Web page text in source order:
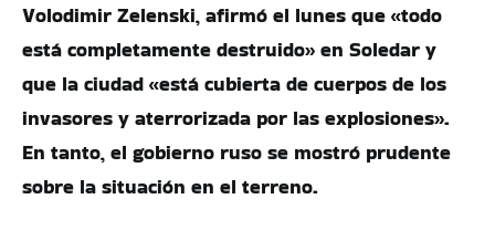
Volodimir Zelenski, afirmó el lunes que «todo
está completamente destruido» en Soledar y
que la ciudad «está cubierta de cuerpos de los
invasores y aterrorizada por las explosiones».
En tanto, el gobierno ruso se mostró prudente
sobre la situación en el terreno.